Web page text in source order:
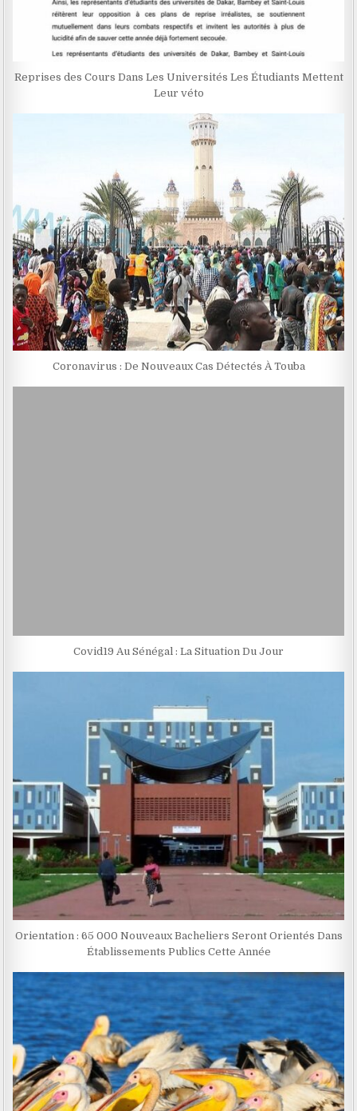
Reprises des Cours Dans Les Universités Les Étudiants Mettent
Leur véto
Coronavirus : De Nouveaux Cas Détectés À Touba
Covid19 Au Sénégal : La Situation Du Jour
Orientation : 65 000 Nouveaux Bacheliers Seront Orientés Dans
Établissements Publics Cette Année